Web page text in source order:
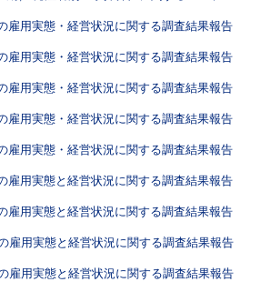
用実態・経営状況に関する調査結果報告
用実態・経営状況に関する調査結果報告
用実態・経営状況に関する調査結果報告
用実態・経営状況に関する調査結果報告
用実態・経営状況に関する調査結果報告
用実態と経営状況に関する調査結果報告
用実態と経営状況に関する調査結果報告
用実態と経営状況に関する調査結果報告
用実態と経営状況に関する調査結果報告